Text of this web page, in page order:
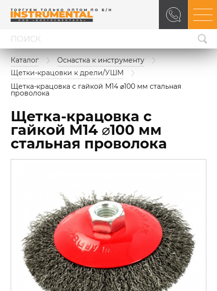
ТОРГУЕМ ТОЛЬКО ОПТОМ ПО Б/Н
Каталог
Оснастка к инструменту
Щетки-крацовки к дрели/УШМ
Щетка-крацовка с гайкой М14 ⌀100 мм стальная
проволока
Щетка-крацовка с
гайкой М14 ⌀100 мм
стальная проволока